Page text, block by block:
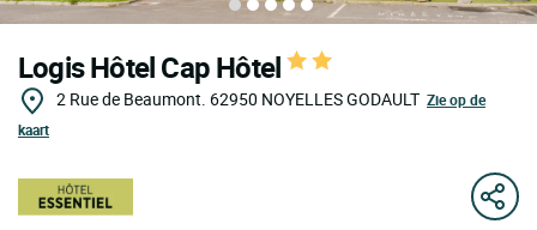
Logis Hôtel Cap Hôtel
2 Rue de Beaumont. 62950 NOYELLES GODAULT Zie op de
kaart